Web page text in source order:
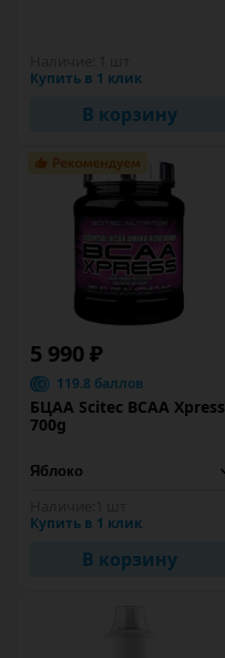
Купить в 1 клик
В корзину
5 990 ₽
119.8 баллов
БЦАА Scitec BCAA Xpress
700g
Купить в 1 клик
В корзину